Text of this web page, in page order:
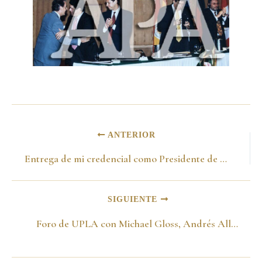
ANTERIOR
Entrega de mi credencial como Presidente de la República en la Registraduría. Bogotá
SIGUIENTE
Foro de UPLA con Michael Gloss, Andrés Allamand y Federico Trillo-Figueroa. Bogotá